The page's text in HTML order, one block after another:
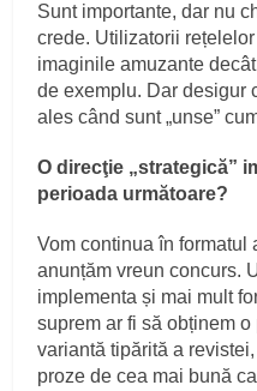
Sunt importante, dar nu
crede. Utilizatorii
imaginile amuzante
de exemplu. Dar desigur
ales când sunt „unse”
O direcţie „strategică”
perioada următoare?
Vom continua în formatul
anunțăm vreun concurs.
implementa și mai mult
suprem ar fi să obținem
variantă tipărită a
proze de cea mai bună